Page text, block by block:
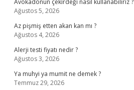
Avokadonun çekirdeği nasıl kullanabiliriz ?
Ağustos 5, 2026
Az pişmiş etten akan kan mı ?
Ağustos 4, 2026
Alerji testi fiyatı nedir ?
Ağustos 3, 2026
Ya muhyi ya mumit ne demek ?
Temmuz 29, 2026